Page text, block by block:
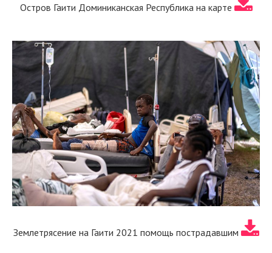
Остров Гаити Доминиканская Республика на карте
Землетрясение на Гаити 2021 помощь пострадавшим